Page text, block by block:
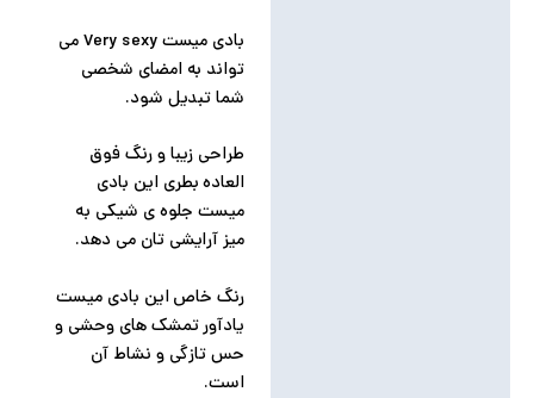
بادی میست Very sexy می
تواند به امضای شخصی
شما تبدیل شود.
طراحی زیبا و رنگ فوق
العاده بطری این بادی
میست جلوه ی شیکی به
میز آرایشی تان می دهد.
رنگ خاص این بادی میست
یادآور تمشک های وحشی و
حس تازگی و نشاط آن
است.